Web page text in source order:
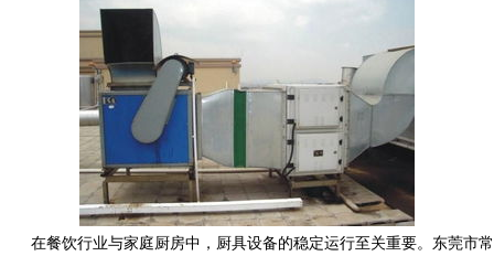
在餐饮行业与家庭厨房中，厨具设备的稳定运行至关重要。东莞市常